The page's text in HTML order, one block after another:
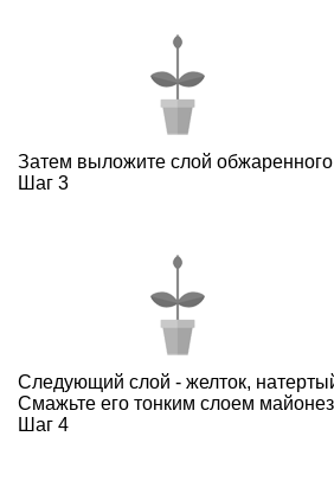
Затем выложите слой обжаренного
Шаг 3
Следующий слой - желток,
Смажьте его тонким слоем
Шаг 4